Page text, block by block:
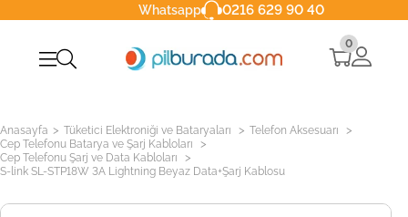
Whatsapp 0216 629 90 40
0
Anasayfa > Tüketici Elektroniği ve Bataryaları > Telefon Aksesuarı >
Cep Telefonu Batarya ve Şarj Kabloları >
Cep Telefonu Şarj ve Data Kabloları >
S-link SL-STP18W 3A Lightning Beyaz Data+Şarj Kablosu